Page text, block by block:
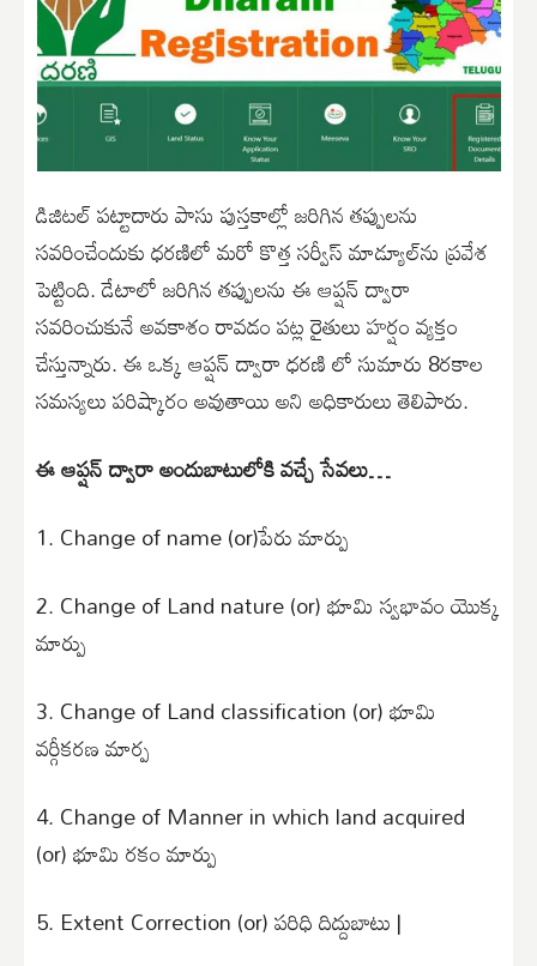
డిజిటల్ పట్టాదారు పాసు పుస్తకాల్లో జరిగిన తప్పులను
సవరించేందుకు ధరణిలో మరో కొత్త సర్వీస్ మాడ్యూల్‌ను ప్రవేశ
పెట్టింది. డేటాలో జరిగిన తప్పులను ఈ ఆప్షన్ ద్వారా
సవరించుకునే అవకాశం రావడం పట్ల రైతులు హర్షం వ్యక్తం
చేస్తున్నారు. ఈ ఒక్క ఆప్షన్ ద్వారా ధరణి లో సుమారు 8రకాల
సమస్యలు పరిష్కారం అవుతాయి అని అధికారులు తెలిపారు.
ఈ ఆప్షన్ ద్వారా అందుబాటులోకి వచ్చే సేవలు…
1. Change of name (or)పేరు మార్పు
2. Change of Land nature (or) భూమి స్వభావం యొక్క
మార్పు
3. Change of Land classification (or) భూమి
వర్గీకరణ మార్ప
4. Change of Manner in which land acquired
(or) భూమి రకం మార్పు
5. Extent Correction (or) పరిధి దిద్దుబాటు |